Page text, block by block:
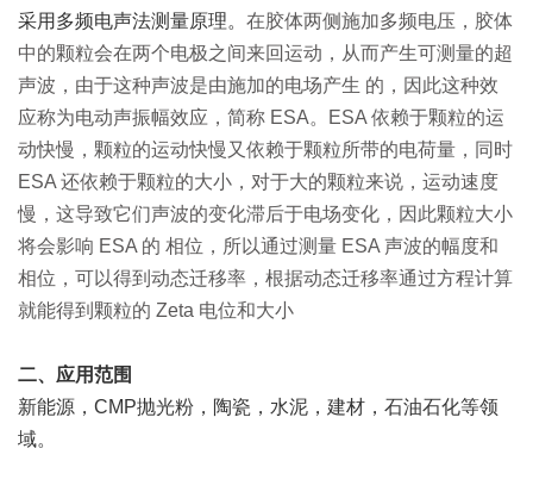
采用多频电声法测量原理。 在胶体两侧施加多频电压，胶体
中的颗粒会在两个电极之间来回运动，从而产生可测量的超
声波，由于这种声波是由施加的电场产生 的，因此这种效
应称为电动声振幅效应，简称 ESA。ESA 依赖于颗粒的运
动快慢，颗粒的运动快慢又依赖于颗粒所带的电荷量，同时
ESA 还依赖于颗粒的大小，对于大的颗粒来说，运动速度
慢，这导致它们声波的变化滞后于电场变化，因此颗粒大小
将会影响 ESA 的 相位，所以通过测量 ESA 声波的幅度和
相位，可以得到动态迁移率，根据动态迁移率通过方程计算
就能得到颗粒的 Zeta 电位和大小
二、应用范围
新能源，CMP抛光粉，陶瓷，水泥，建材，石油石化等领
域。